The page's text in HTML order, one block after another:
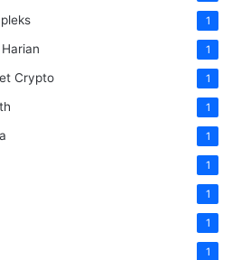
1
1
Crypto 1
1
1
1
1
1
1